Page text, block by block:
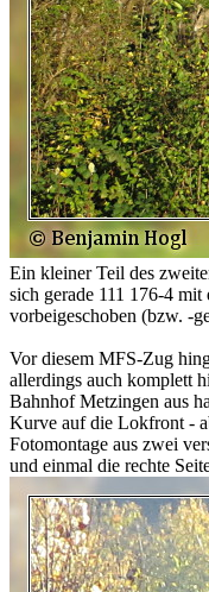
Ein kleiner Teil des
sich gerade 111 176-4
vorbeigeschoben (bzw. -
Vor diesem MFS-Zug
allerdings auch komplett
Bahnhof Metzingen aus
Kurve auf die Lokfront -
Fotomontage aus zwei
und einmal die rechte